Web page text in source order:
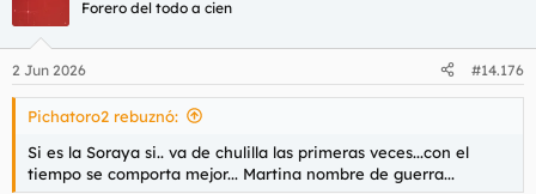
a
d
o
r
d
l
t
a
e
n
i
i
o
Forero del todo a cien
2 Jun 2026 #14.176
Pichatoro2 rebuznó:
Si es la Soraya si.. va de chulilla las primeras veces...con el
tiempo se comporta mejor... Martina nombre de guerra...